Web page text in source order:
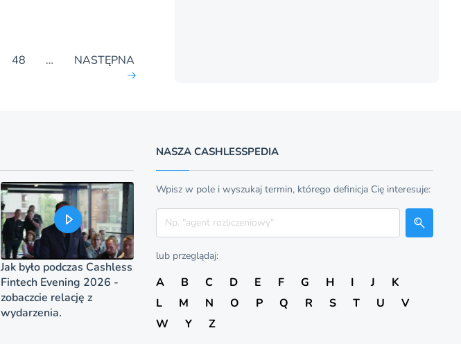
48 …
NASTĘPNA
Jak było podczas Cashless
Fintech Evening 2026 -
zobaczcie relację z
wydarzenia.
NASZA CASHLESSPEDIA
Wpisz w pole i wyszukaj termin, którego definicja Cię interesuje:
Szukaj
lub przeglądaj:
A B C D E F G H I J
K
L
M N O P Q R S T U
V
W
Y Z